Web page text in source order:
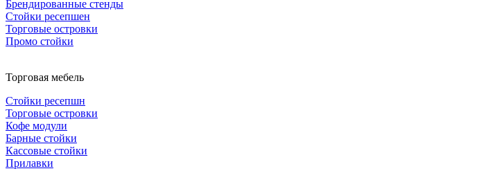
Брендированные стенды
Стойки ресепшен
Торговые островки
Промо стойки
Торговая мебель
Стойки ресепшн
Торговые островки
Кофе модули
Барные стойки
Кассовые стойки
Прилавки